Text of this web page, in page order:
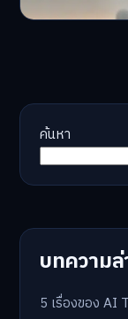
ค้นหา
บทความ
5 เรื่องของ AI